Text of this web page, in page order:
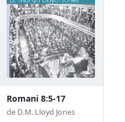
Romani 8:5-17
de D.M. Lloyd Jones